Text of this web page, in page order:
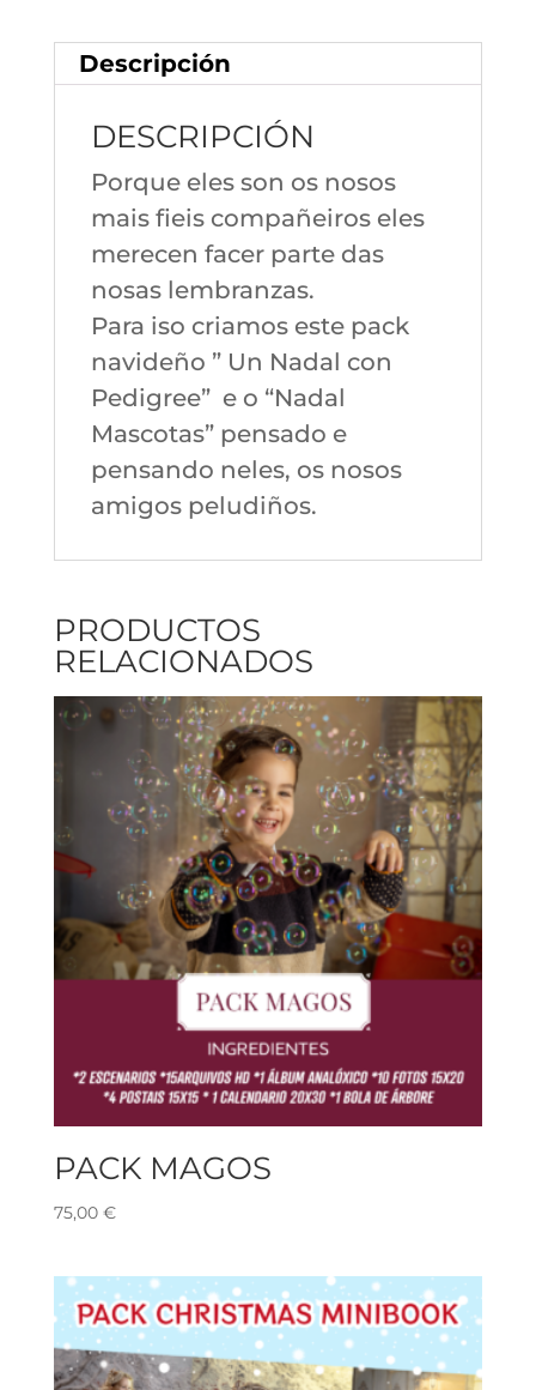
Descripción
DESCRIPCIÓN
Porque eles son os nosos
mais fieis compañeiros eles
merecen facer parte das
nosas lembranzas.
Para iso criamos este pack
navideño ” Un Nadal con
Pedigree” e o “Nadal
Mascotas” pensado e
pensando neles, os nosos
amigos peludiños.
PRODUCTOS
RELACIONADOS
PACK MAGOS
75,00 €